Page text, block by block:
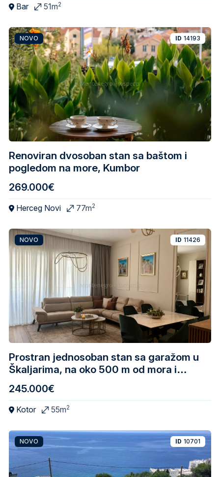
Bar 51m2
Renoviran dvosoban stan sa baštom i
pogledom na more, Kumbor
NOVO ID 14193
269.000€
Herceg Novi 77m2
Prostran jednosoban stan sa garažom u
Škaljarima, na oko 500 m od mora i
Starog grada Kotora
NOVO ID 11426
245.000€
Kotor 55m2
NOVO ID 10701